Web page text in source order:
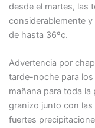
desde el martes, las
considerablemente
de hasta 36ºc.
Advertencia por
tarde-noche para
mañana para toda
granizo junto con las
fuertes